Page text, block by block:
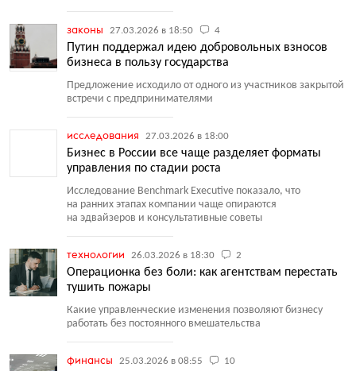
законы 27.03.2026 в 18:50 4
Путин поддержал идею добровольных взносов
бизнеса в пользу государства
Предложение исходило от одного из участников закрытой
встречи с предпринимателями
исследования 27.03.2026 в 18:00
Бизнес в России все чаще разделяет форматы
управления по стадии роста
Исследование Benchmark Executive показало, что
на ранних этапах компании чаще опираются
на эдвайзеров и консультативные советы
технологии 26.03.2026 в 18:30 2
Операционка без боли: как агентствам перестать
тушить пожары
Какие управленческие изменения позволяют бизнесу
работать без постоянного вмешательства
финансы 25.03.2026 в 08:55 10